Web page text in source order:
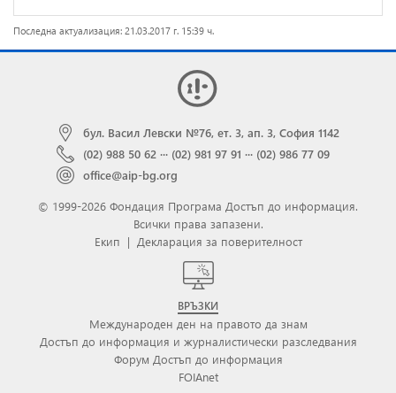
Последна актуализация: 21.03.2017 г. 15:39 ч.
бул. Васил Левски №76, ет. 3, ап. 3, София 1142
(02) 988 50 62 ··· (02) 981 97 91 ··· (02) 986 77 09
office@aip-bg.org
© 1999-2026 Фондация Програма Достъп до информация.
Всички права запазени.
Екип | Декларация за поверителност
ВРЪЗКИ
Международен ден на правото да знам
Достъп до информация и журналистически разследвания
Форум Достъп до информация
FOIAnet